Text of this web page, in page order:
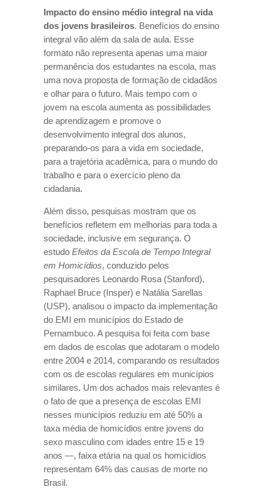
Impacto do ensino médio integral na vida
dos jovens brasileiros. Benefícios do ensino
integral vão além da sala de aula. Esse
formato não representa apenas uma maior
permanência dos estudantes na escola, mas
uma nova proposta de formação de cidadãos
e olhar para o futuro. Mais tempo com o
jovem na escola aumenta as possibilidades
de aprendizagem e promove o
desenvolvimento integral dos alunos,
preparando-os para a vida em sociedade,
para a trajetória acadêmica, para o mundo do
trabalho e para o exercício pleno da
cidadania.
Além disso, pesquisas mostram que os
benefícios refletem em melhorias para toda a
sociedade, inclusive em segurança. O
estudo Efeitos da Escola de Tempo Integral
em Homicídios, conduzido pelos
pesquisadores Leonardo Rosa (Stanford),
Raphael Bruce (Insper) e Natália Sarellas
(USP), analisou o impacto da implementação
do EMI em municípios do Estado de
Pernambuco. A pesquisa foi feita com base
em dados de escolas que adotaram o modelo
entre 2004 e 2014, comparando os resultados
com os de escolas regulares em municípios
similares. Um dos achados mais relevantes é
o fato de que a presença de escolas EMI
nesses municípios reduziu em até 50% a
taxa média de homicídios entre jovens do
sexo masculino com idades entre 15 e 19
anos —, faixa etária na qual os homicídios
representam 64% das causas de morte no
Brasil.